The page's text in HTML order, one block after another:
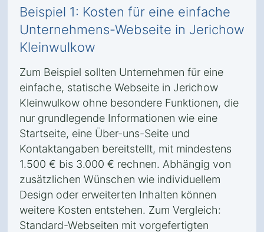
Beispiel 1: Kosten für eine einfache
Unternehmens-Webseite in Jerichow
Kleinwulkow
Zum Beispiel sollten Unternehmen für eine
einfache, statische Webseite in Jerichow
Kleinwulkow ohne besondere Funktionen, die
nur grundlegende Informationen wie eine
Startseite, eine Über-uns-Seite und
Kontaktangaben bereitstellt, mit mindestens
1.500 € bis 3.000 € rechnen. Abhängig von
zusätzlichen Wünschen wie individuellem
Design oder erweiterten Inhalten können
weitere Kosten entstehen. Zum Vergleich:
Standard-Webseiten mit vorgefertigten